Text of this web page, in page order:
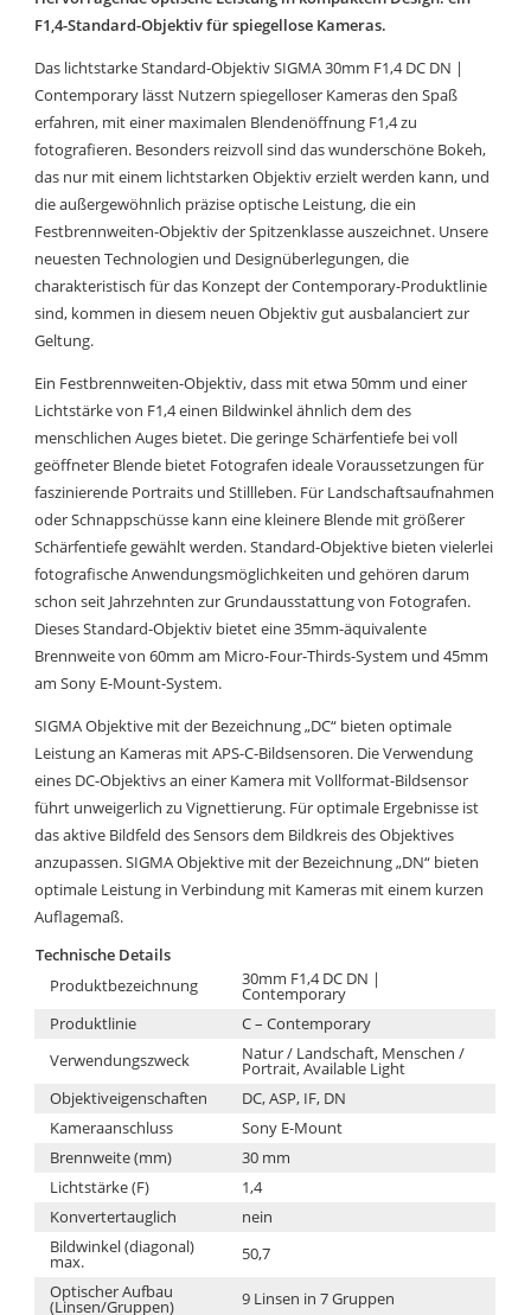
F1,4-Standard-Objektiv für spiegellose Kameras.
Das lichtstarke Standard-Objektiv SIGMA 30mm F1,4 DC DN |
Contemporary lässt Nutzern spiegelloser Kameras den Spaß
erfahren, mit einer maximalen Blendenöffnung F1,4 zu
fotografieren. Besonders reizvoll sind das wunderschöne Bokeh,
das nur mit einem lichtstarken Objektiv erzielt werden kann, und
die außergewöhnlich präzise optische Leistung, die ein
Festbrennweiten-Objektiv der Spitzenklasse auszeichnet. Unsere
neuesten Technologien und Designüberlegungen, die
charakteristisch für das Konzept der Contemporary-Produktlinie
sind, kommen in diesem neuen Objektiv gut ausbalanciert zur
Geltung.
Ein Festbrennweiten-Objektiv, dass mit etwa 50mm und einer
Lichtstärke von F1,4 einen Bildwinkel ähnlich dem des
menschlichen Auges bietet. Die geringe Schärfentiefe bei voll
geöffneter Blende bietet Fotografen ideale Voraussetzungen für
faszinierende Portraits und Stillleben. Für Landschaftsaufnahmen
oder Schnappschüsse kann eine kleinere Blende mit größerer
Schärfentiefe gewählt werden. Standard-Objektive bieten vielerlei
fotografische Anwendungsmöglichkeiten und gehören darum
schon seit Jahrzehnten zur Grundausstattung von Fotografen.
Dieses Standard-Objektiv bietet eine 35mm-äquivalente
Brennweite von 60mm am Micro-Four-Thirds-System und 45mm
am Sony E-Mount-System.
SIGMA Objektive mit der Bezeichnung „DC“ bieten optimale
Leistung an Kameras mit APS-C-Bildsensoren. Die Verwendung
eines DC-Objektivs an einer Kamera mit Vollformat-Bildsensor
führt unweigerlich zu Vignettierung. Für optimale Ergebnisse ist
das aktive Bildfeld des Sensors dem Bildkreis des Objektives
anzupassen. SIGMA Objektive mit der Bezeichnung „DN“ bieten
optimale Leistung in Verbindung mit Kameras mit einem kurzen
Auflagemaß.
Technische Details
Produktbezeichnung
30mm F1,4 DC DN |
Contemporary
Produktlinie
C – Contemporary
Verwendungszweck
Natur / Landschaft, Menschen /
Portrait, Available Light
Objektiveigenschaften
DC, ASP, IF, DN
Kameraanschluss
Sony E-Mount
Brennweite (mm)
30 mm
Lichtstärke (F)
1,4
Konvertertauglich
nein
Bildwinkel (diagonal)
max.
50,7
Optischer Aufbau
(Linsen/Gruppen) 9 Linsen in 7 Gruppen